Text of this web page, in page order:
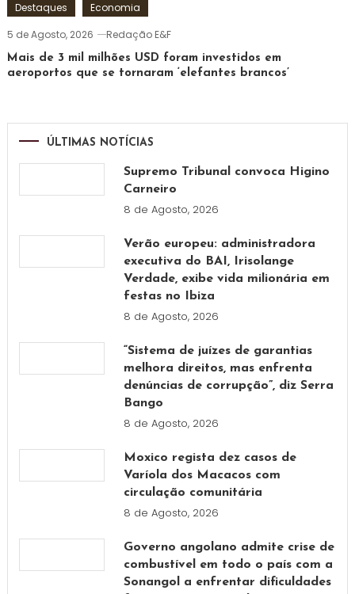
Destaques
Economia
5 de Agosto, 2026
Redação E&F
Mais de 3 mil milhões USD foram investidos em
aeroportos que se tornaram ‘elefantes brancos’
ÚLTIMAS NOTÍCIAS
Supremo Tribunal convoca Higino
Carneiro
8 de Agosto, 2026
Verão europeu: administradora
executiva do BAI, Irisolange
Verdade, exibe vida milionária em
festas no Ibiza
8 de Agosto, 2026
“Sistema de juízes de garantias
melhora direitos, mas enfrenta
denúncias de corrupção”, diz Serra
Bango
8 de Agosto, 2026
Moxico regista dez casos de
Varíola dos Macacos com
circulação comunitária
8 de Agosto, 2026
Governo angolano admite crise de
combustível em todo o país com a
Sonangol a enfrentar dificuldades